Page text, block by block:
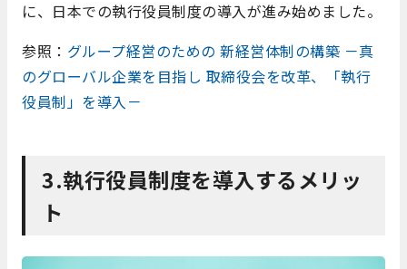
に、日本での執行役員制度の導入が進み始めました。
参照： グループ経営のための 新経営体制の構築 －真
のグローバル企業を目指し 取締役会を改革、「執行
役員制」を導入－
3.執行役員制度を導入するメリッ
ト